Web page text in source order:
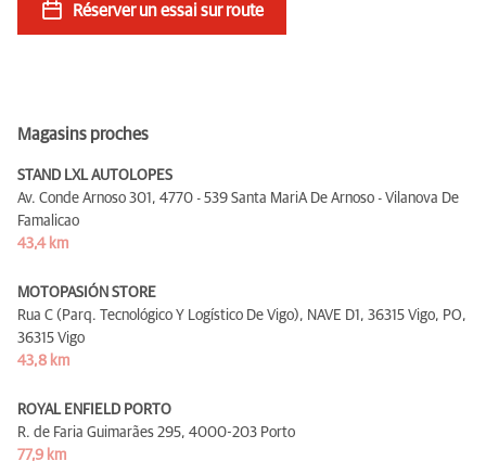
Réserver un essai sur route
Magasins proches
STAND LXL AUTOLOPES
Av. Conde Arnoso 301, 4770 - 539 Santa Mari­A De Arnoso - Vilanova De
Famalicao
43,4 km
MOTOPASIÓN STORE
Rua C (Parq. Tecnológico Y Logístico De Vigo), NAVE D1, 36315 Vigo, PO,
36315 Vigo
43,8 km
ROYAL ENFIELD PORTO
R. de Faria Guimarães 295, 4000-203 Porto
77,9 km